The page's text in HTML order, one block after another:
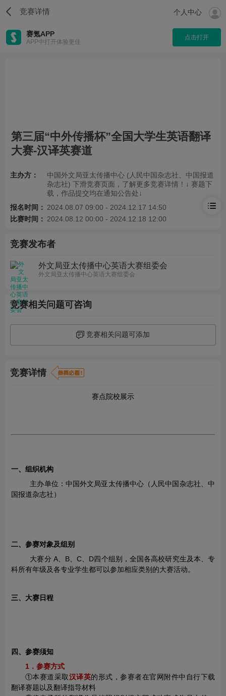
竞赛详情 个人中心
赛氪APP
APP中打开体验更佳
点击打开
第三届“中外传播杯”全国大学生英语翻译
大赛-汉译英赛道
主办方：
中国外文局亚太传播中心 (人民中国杂志社、中国报道
杂志社) 下滑竞赛页面，了解更多竞赛详情！↓ 赛题下
载，作品提交均在通知公告处↓
报名时间： 2024.08.07 09:00 - 2024.12.17 14:50
比赛时间： 2024.08.12 00:00 - 2024.12.18 12:00
竞赛发布者
外文局亚太传播中心英语大赛组委会
外文局亚太传播中心英语大赛组委会
竞赛相关问题可咨询
竞赛相关问题可添加
竞赛详情
赛点院校展示
一、组织机构
主办单位：中国外文局亚太传播中心（人民中国杂志社、中
国报道杂志社）
二、参赛对象及组别
大赛分 A、B、C、D四个组别，全国各高校研究生及本、专
科所有年级及各专业学生都可以参加相应类别的大赛活动。
三、大赛日程
四、参赛须知
1．参赛方式
①本赛道采取汉译英的形式，参赛者在官网附件中自行下载
翻译赛题以及翻译指导材料